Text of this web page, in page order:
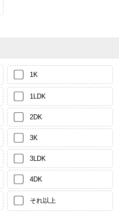
1K
1LDK
2DK
3K
3LDK
4DK
それ以上